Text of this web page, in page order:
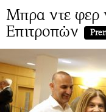
Μπρα ντε φερ
Επιτροπών